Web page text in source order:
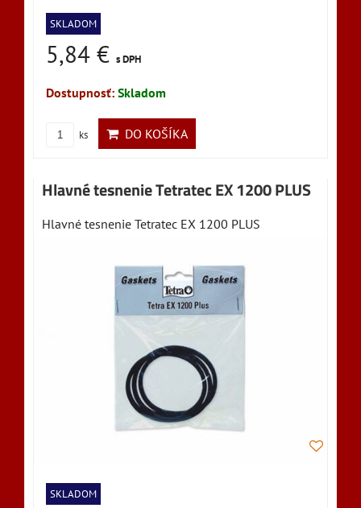
SKLADOM
5,84 € s DPH
Dostupnosť: Skladom
ks DO KOŠÍKA
Hlavné tesnenie Tetratec EX 1200 PLUS
Hlavné tesnenie Tetratec EX 1200 PLUS
SKLADOM